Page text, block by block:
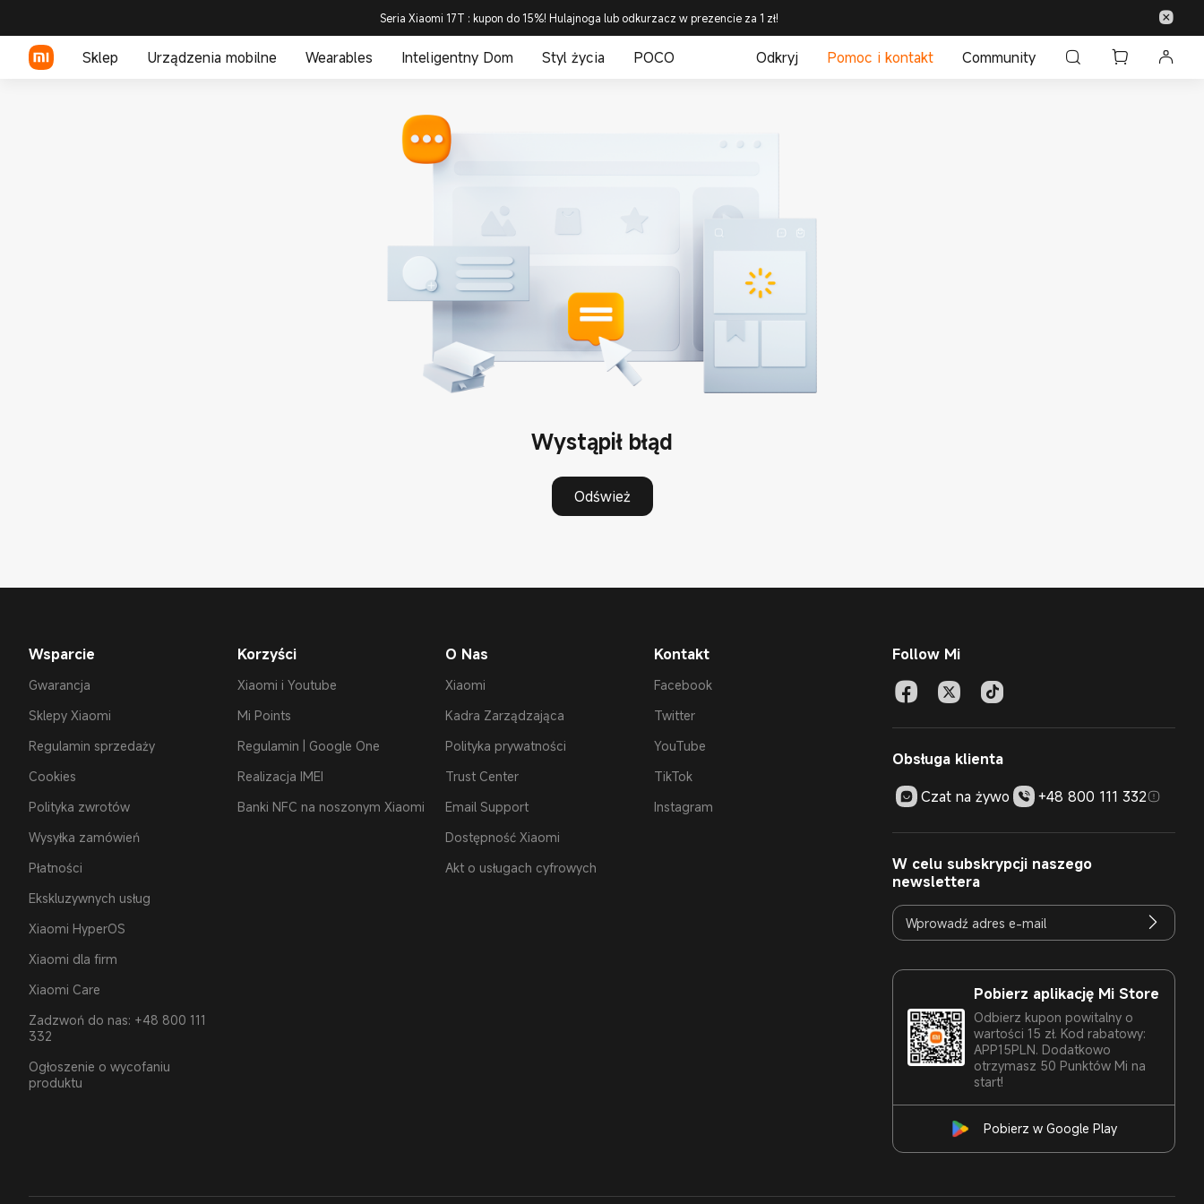
Seria Xiaomi 17T : kupon do 15%! Hulajnoga lub odkurzacz w prezencie za 1 zł!
Sklep Urządzenia mobilne Wearables Inteligentny Dom Styl życia POCO Odkryj Pomoc i kontakt Community
Wystąpił błąd
Odśwież
Wsparcie
Gwarancja
Sklepy Xiaomi
Regulamin sprzedaży
Cookies
Polityka zwrotów
Wysyłka zamówień
Płatności
Ekskluzywnych usług
Xiaomi HyperOS
Xiaomi dla firm
Xiaomi Care
Zadzwoń do nas: +48 800 111
332
Ogłoszenie o wycofaniu
produktu
Korzyści
Xiaomi i Youtube
Mi Points
Regulamin | Google One
Realizacja IMEI
Banki NFC na noszonym Xiaomi
O Nas
Xiaomi
Kadra Zarządzająca
Polityka prywatności
Trust Center
Email Support
Dostępność Xiaomi
Akt o usługach cyfrowych
Kontakt
Facebook
Twitter
YouTube
TikTok
Instagram
Follow Mi
Obsługa klienta
Czat na żywo
+48 800 111 332
W celu subskrypcji naszego
newslettera
Pobierz aplikację Mi Store
Odbierz kupon powitalny o
wartości 15 zł. Kod rabatowy:
APP15PLN. Dodatkowo
otrzymasz 50 Punktów Mi na
start!
Pobierz w Google Play